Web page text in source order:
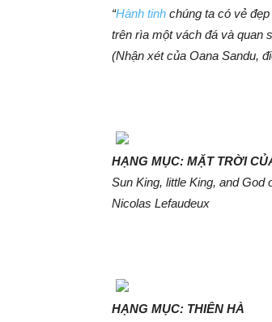
“Hành tinh chúng ta có vẻ
trên rìa một vách đá và quan
(Nhận xét của Oana Sandu,
HẠNG MỤC: MẶT TRỜI
Sun King, little King, and God
Nicolas Lefaudeux
HẠNG MỤC: THIÊN HÀ